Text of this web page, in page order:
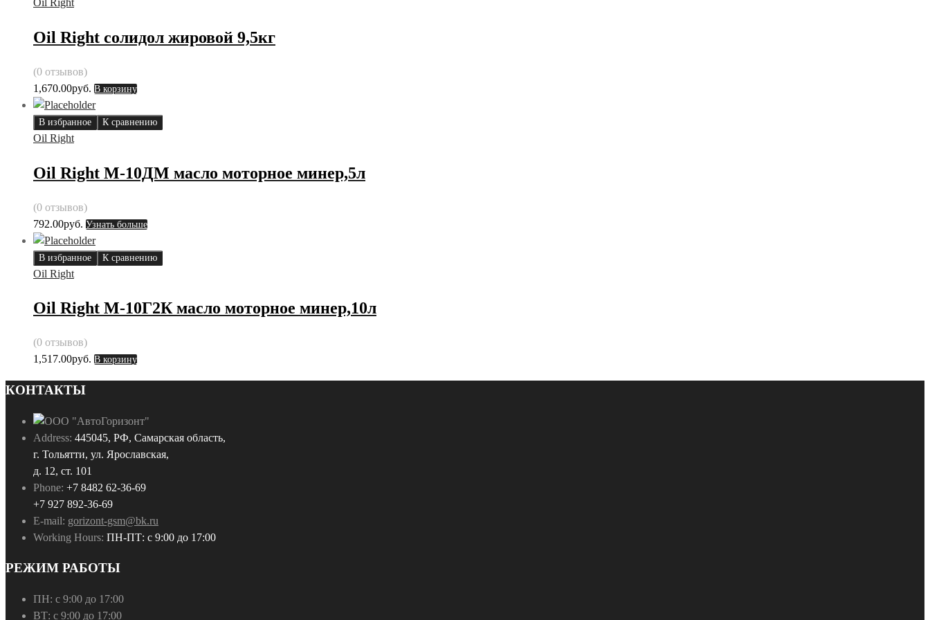
Oil Right солидол жировой 9,5кг
(0 отзывов)
1,670.00руб. В корзину
В избранное К сравнению
Oil Right
Oil Right М-10ДМ масло моторное минер,5л
(0 отзывов)
792.00руб. Узнать больше
В избранное К сравнению
Oil Right
Oil Right М-10Г2К масло моторное минер,10л
(0 отзывов)
1,517.00руб. В корзину
КОНТАКТЫ
Address: 445045, РФ, Самарская область,
г. Тольятти, ул. Ярославская,
д. 12, ст. 101
Phone: +7 8482 62-36-69
+7 927 892-36-69
E-mail: gorizont-gsm@bk.ru
Working Hours: ПН-ПТ: с 9:00 до 17:00
РЕЖИМ РАБОТЫ
ПН: с 9:00 до 17:00
ВТ: с 9:00 до 17:00